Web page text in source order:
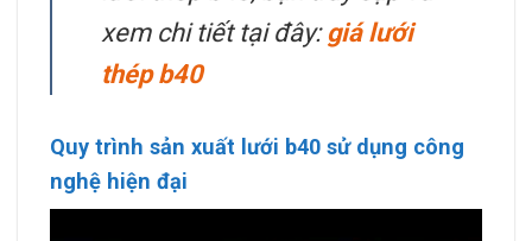
xem chi tiết tại đây: giá lưới
thép b40
Quy trình sản xuất lưới b40 sử dụng công
nghệ hiện đại